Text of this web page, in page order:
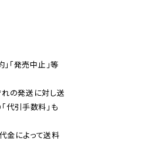
「発売中止」等
れの発送に対し送
代引手数料」も
金によって送料